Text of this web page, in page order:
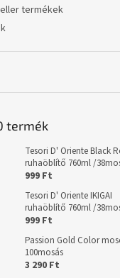
termékek
termék
Tesori D' Oriente Black
ruhaöblítő 760ml /
999 Ft
Tesori D' Oriente IKIGAI
ruhaöblítő 760ml /
999 Ft
Passion Gold Color
100mosás
3 290 Ft